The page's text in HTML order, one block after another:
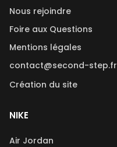
Nous rejoindre
Foire aux Questions
Mentions légales
contact@second-step.fr
Création du site
NIKE
Air Jordan